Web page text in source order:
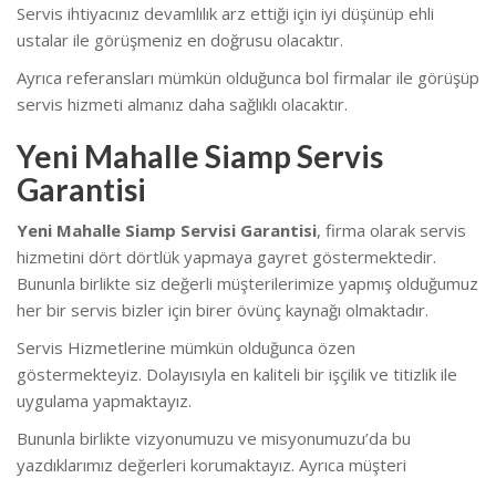
Servis ihtiyacınız devamlılık arz ettiği için iyi düşünüp ehli
ustalar ile görüşmeniz en doğrusu olacaktır.
Ayrıca referansları mümkün olduğunca bol firmalar ile görüşüp
servis hizmeti almanız daha sağlıklı olacaktır.
Yeni Mahalle Siamp Servis
Garantisi
Yeni Mahalle Siamp Servisi Garantisi, firma olarak servis
hizmetini dört dörtlük yapmaya gayret göstermektedir.
Bununla birlikte siz değerli müşterilerimize yapmış olduğumuz
her bir servis bizler için birer övünç kaynağı olmaktadır.
Servis Hizmetlerine mümkün olduğunca özen
göstermekteyiz. Dolayısıyla en kaliteli bir işçilik ve titizlik ile
uygulama yapmaktayız.
Bununla birlikte vizyonumuzu ve misyonumuzu’da bu
yazdıklarımız değerleri korumaktayız. Ayrıca müşteri